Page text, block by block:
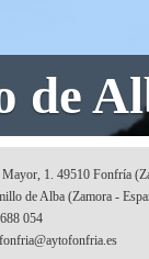
de
Mayor, 1. 49510 Fonfría
de Alba (Zamora -
054